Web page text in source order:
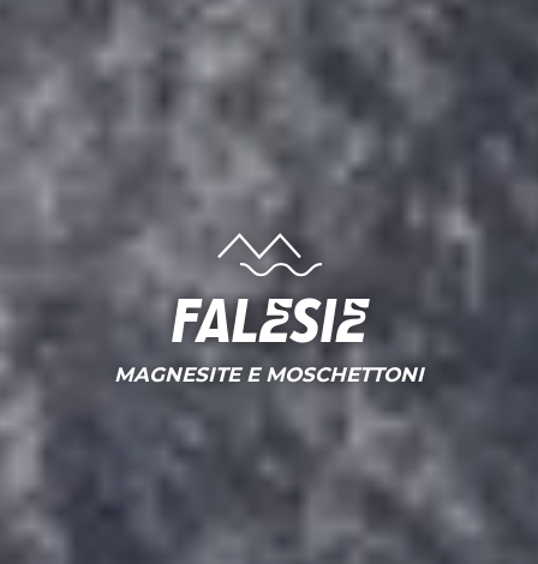
Falesie
MAGNESITE E MOSCHETTONI